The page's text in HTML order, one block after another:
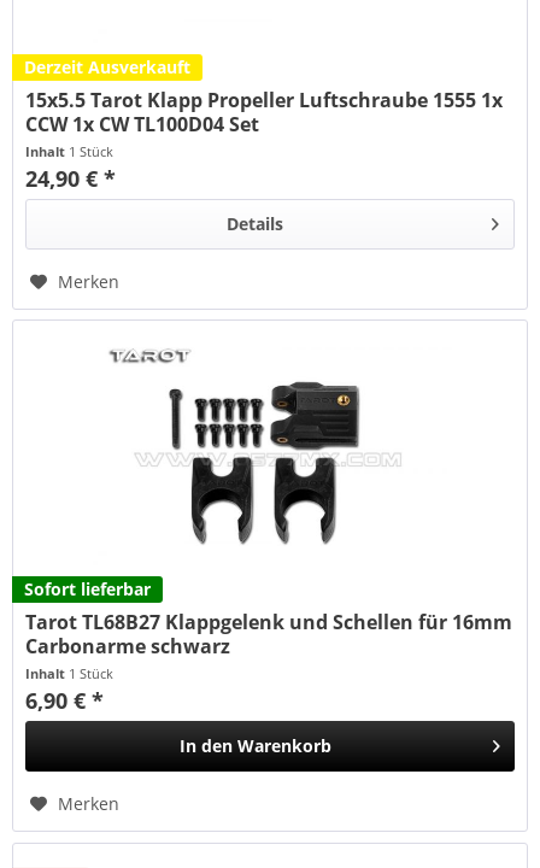
Derzeit Ausverkauft
15x5.5 Tarot Klapp Propeller Luftschraube 1555 1x
CCW 1x CW TL100D04 Set
Inhalt 1 Stück
24,90 € *
Details
Merken
Sofort lieferbar
Tarot TL68B27 Klappgelenk und Schellen für 16mm
Carbonarme schwarz
Inhalt 1 Stück
6,90 € *
In den Warenkorb
Merken